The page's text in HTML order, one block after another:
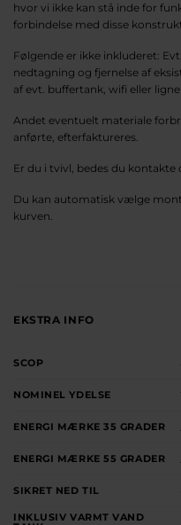
hvor vi ikke kan stå inde for
forbindelse med disse
Følgende er ikke inkluderet:
nedtagning og fjernelse af
af evt. buffertank, wifi eller
Andet eventuelt materiale
anførte, efterfaktureres.
Er du i tvivl, bedes du kontakte
Du kan automatisk vælge
kurven.
EKSTRA INFO
SCOP
NOMINEL YDELSE
ENERGI MÆRKE 35 GRADER
ENERGI MÆRKE 55 GRADER
SIKRET NED TIL
INKLUSIV VARMT VAND